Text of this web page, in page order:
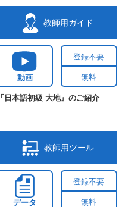
教師用ガイド
動画
登録不要
無料
『日本語初級 大地』のご紹介
教師用ツール
データ
登録不要
無料